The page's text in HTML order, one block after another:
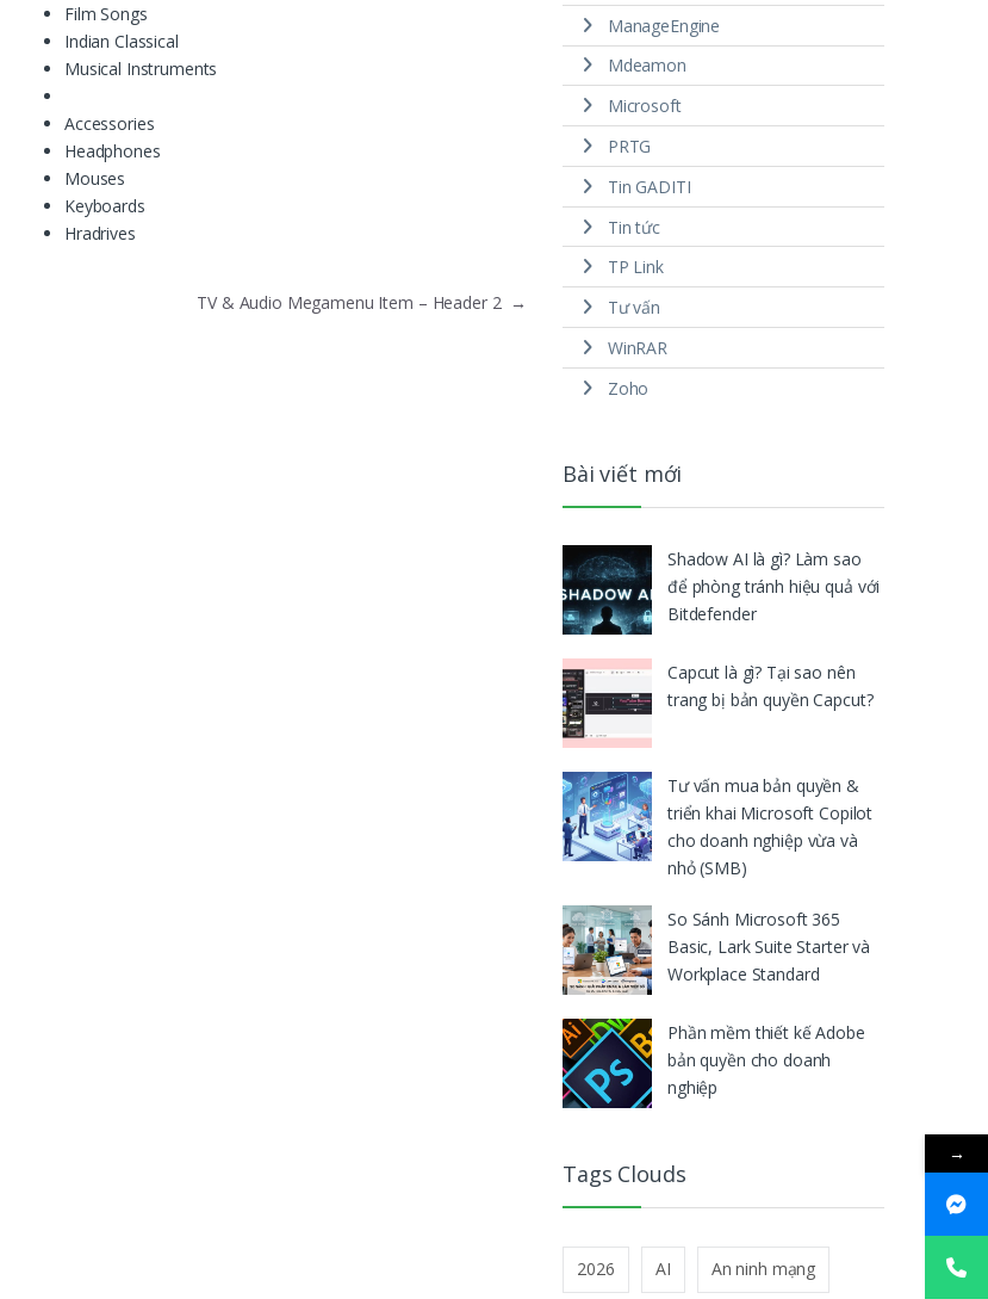
Film Songs
Indian Classical
Musical Instruments
Accessories
Headphones
Mouses
Keyboards
Hradrives
TV & Audio Megamenu Item – Header 2 →
ManageEngine
Mdeamon
Microsoft
PRTG
Tin GADITI
Tin tức
TP Link
Tư vấn
WinRAR
Zoho
Bài viết mới
Shadow AI là gì? Làm sao
để phòng tránh hiệu quả với
Bitdefender
Capcut là gì? Tại sao nên
trang bị bản quyền Capcut?
Tư vấn mua bản quyền &
triển khai Microsoft Copilot
cho doanh nghiệp vừa và
nhỏ (SMB)
So Sánh Microsoft 365
Basic, Lark Suite Starter và
Workplace Standard
Phần mềm thiết kế Adobe
bản quyền cho doanh
nghiệp
Tags Clouds
2026 AI An ninh mạng
→